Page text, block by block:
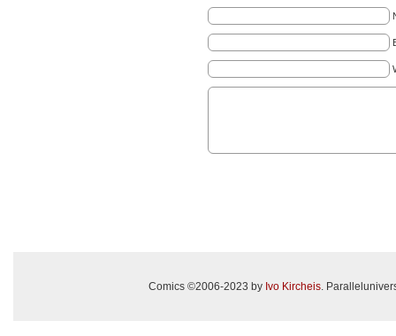
Comics ©2006-2023 by Ivo Kircheis.